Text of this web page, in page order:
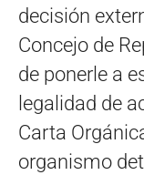
decisión
Concejo de
de ponerle a
legalidad de
Carta
organismo